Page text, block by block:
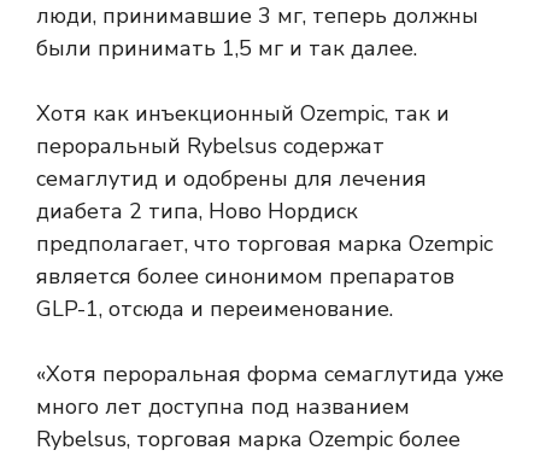
люди, принимавшие 3 мг, теперь должны
были принимать 1,5 мг и так далее.
Хотя как инъекционный Ozempic, так и
пероральный Rybelsus содержат
семаглутид и одобрены для лечения
диабета 2 типа, Ново Нордиск
предполагает, что торговая марка Ozempic
является более синонимом препаратов
GLP-1, отсюда и переименование.
«Хотя пероральная форма семаглутида уже
много лет доступна под названием
Rybelsus, торговая марка Ozempic более